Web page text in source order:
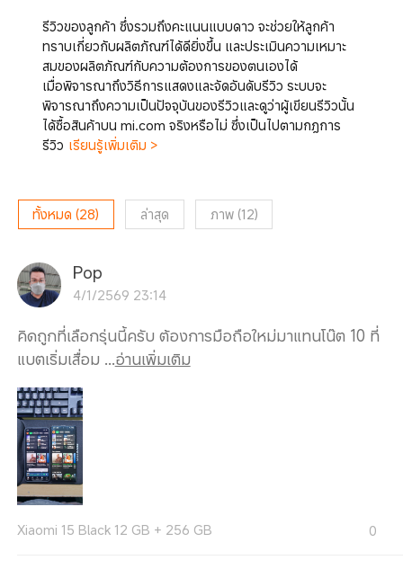
รีวิวของลูกค้า ซึ่งรวมถึงคะแนนแบบดาว จะช่วยให้ลูกค้า
ทราบเกี่ยวกับผลิตภัณฑ์ได้ดียิ่งขึ้น และประเมินความเหมาะ
สมของผลิตภัณฑ์กับความต้องการของตนเองได้
เมื่อพิจารณาถึงวิธีการแสดงและจัดอันดับรีวิว ระบบจะ
พิจารณาถึงความเป็นปัจจุบันของรีวิวและดูว่าผู้เขียนรีวิวนั้น
ได้ซื้อสินค้าบน mi.com จริงหรือไม่ ซึ่งเป็นไปตามกฎการ
รีวิว เรียนรู้เพิ่มเติม >
ทั้งหมด (28) ล่าสุด ภาพ(12)
Pop
4/1/2569 23:14
คิดถูกที่เลือกรุ่นนี้ครับ ต้องการมือถือใหม่มาแทนโน๊ต 10 ที่
แบตเริ่มเสื่อม ...อ่านเพิ่มเติม
Xiaomi 15 Black 12 GB + 256 GB 0